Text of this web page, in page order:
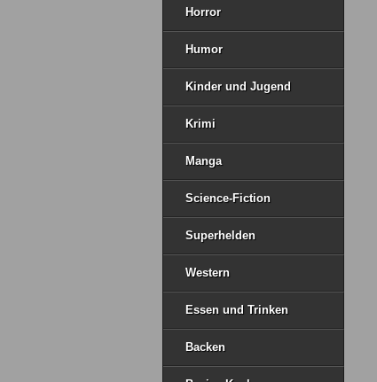
Horror
Humor
Kinder und Jugend
Krimi
Manga
Science-Fiction
Superhelden
Western
Essen und Trinken
Backen